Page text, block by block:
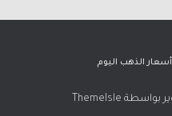
أسعار الذهب اليوم
ThemeIsle